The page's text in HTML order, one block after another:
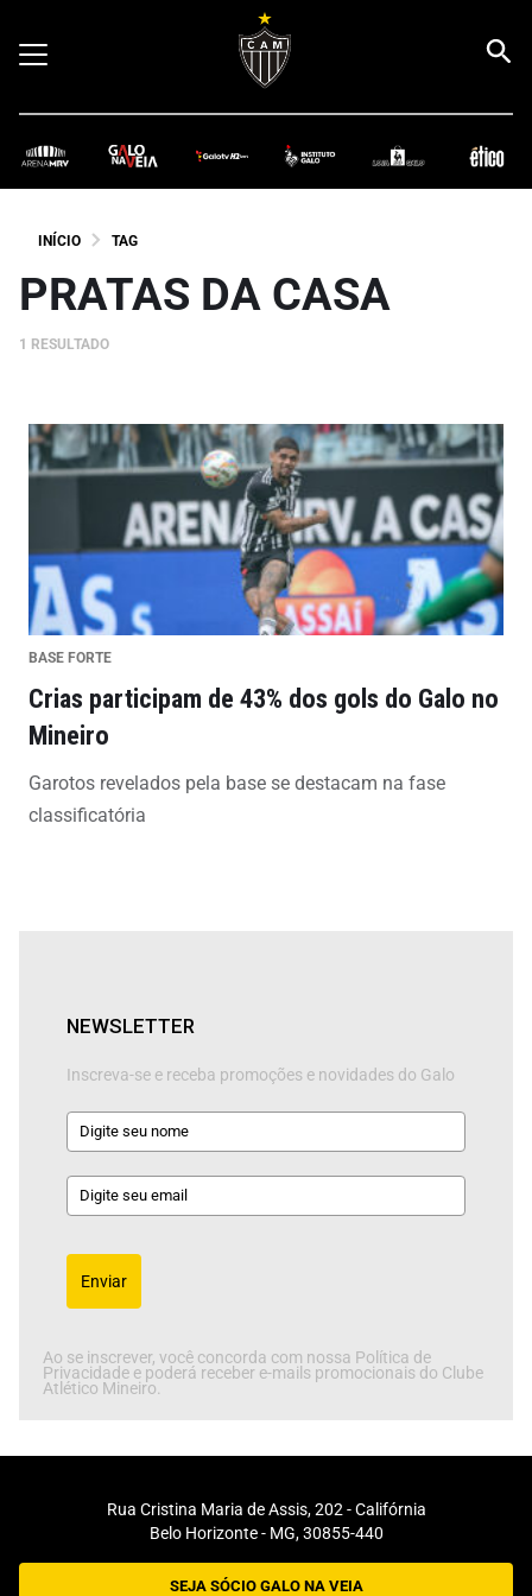
INÍCIO TAG
PRATAS DA CASA
1 RESULTADO
BASE FORTE
Crias participam de 43% dos gols do Galo no
Mineiro
Garotos revelados pela base se destacam na fase
classificatória
NEWSLETTER
Inscreva-se e receba promoções e novidades do Galo
Enviar
Ao se inscrever, você concorda com nossa Política de
Privacidade e poderá receber e-mails promocionais do Clube
Atlético Mineiro.
Rua Cristina Maria de Assis, 202 - Califórnia
Belo Horizonte - MG, 30855-440
SEJA SÓCIO GALO NA VEIA